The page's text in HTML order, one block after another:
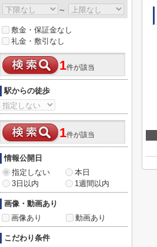
～
敷金・保証金なし
礼金・敷引なし
1件が該当
駅からの徒歩
1件が該当
情報公開日
指定しない
本日
3日以内
1週間以内
画像・動画あり
画像あり
動画あり
こだわり条件